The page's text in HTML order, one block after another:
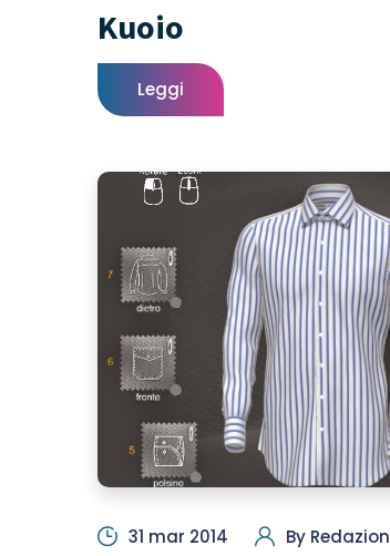
Kuoio
Leggi
31 mar 2014 By